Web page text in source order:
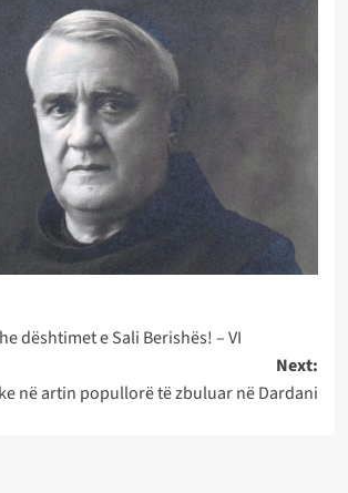
dështimet e Sali Berishës! – VI
Next:
në artin popullorë të zbuluar në Dardani